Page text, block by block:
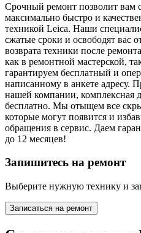
Срочный ремонт позволит вам
максимально быстро и
техникой Leica. Наши
сжатые сроки и освободят вас
возврата техники после
как в ремонтной мастерской,
гарантируем бесплатный и
написанному в анкете адресу.
нашей компании, комплексная
бесплатно. Мы отыщем все
которые могут появится и
обращения в сервис. Даем
до 12 месяцев!
Запишитесь на ремонт
Выберите нужную технику и
Записаться на ремонт